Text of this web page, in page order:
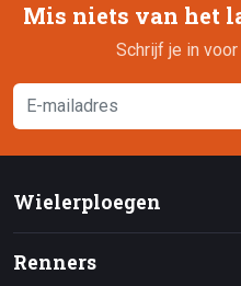
Mis niets van het
Schrijf je in
Wielerploegen
Renners